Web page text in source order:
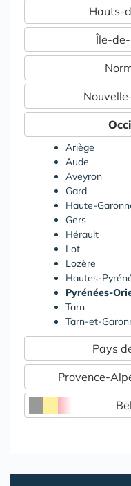
Hauts-
Île-
Ariège
Aude
Aveyron
Gard
Haute-
Gers
Hérault
Lot
Lozère
Hautes-
Pyrénées-
Tarn
Tarn-et-
Pays
Provence-